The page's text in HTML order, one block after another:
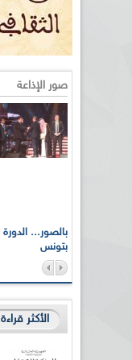
صور الإذاعة
بتونس
الأكثر قراءة